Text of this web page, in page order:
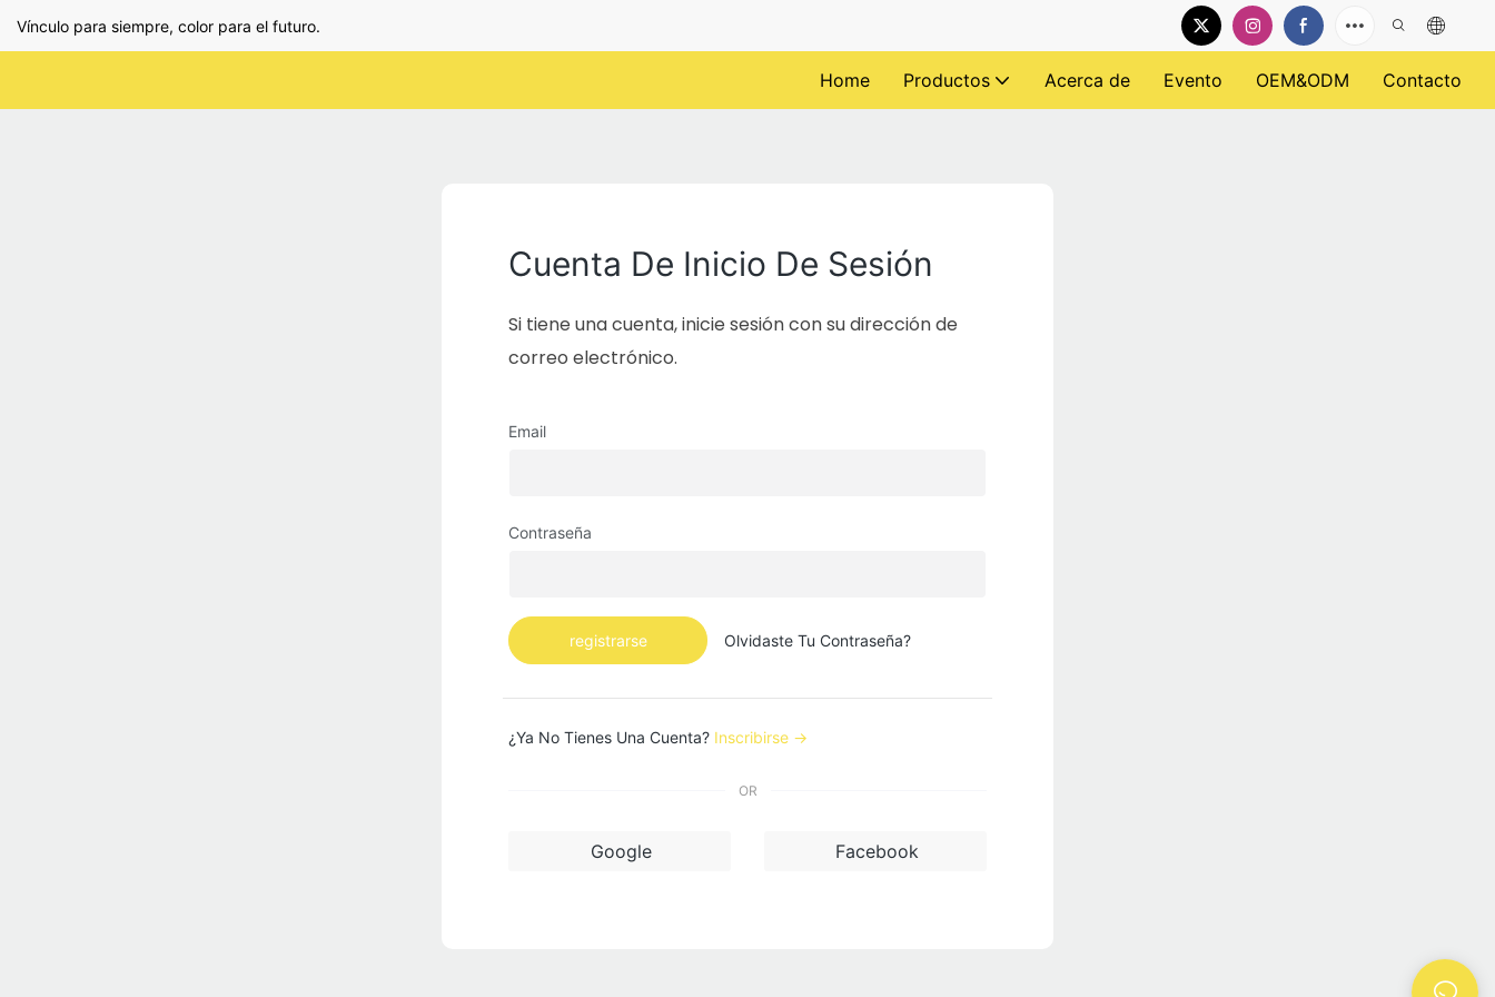
Vínculo para siempre, color para el futuro.
Home Productos Acerca de Evento OEM&ODM Contacto
Cuenta De Inicio De Sesión
Si tiene una cuenta, inicie sesión con su dirección de
correo electrónico.
Email
Contraseña
registrarse Olvidaste Tu Contraseña?
¿Ya No Tienes Una Cuenta? Inscribirse →
OR
Google Facebook